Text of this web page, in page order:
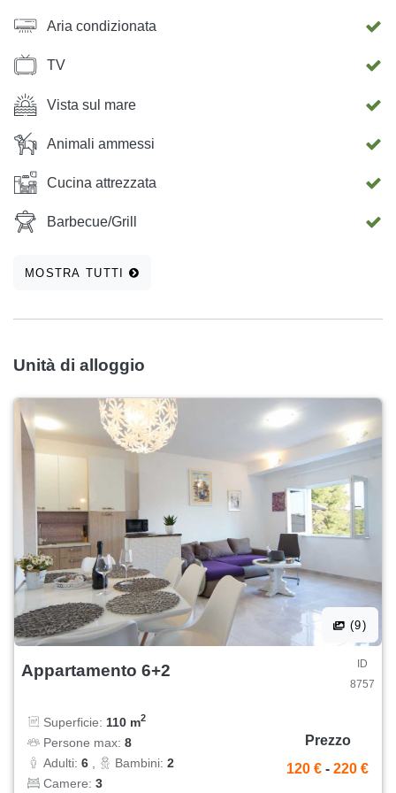
Aria condizionata
TV
Vista sul mare
Animali ammessi
Cucina attrezzata
Barbecue/Grill
MOSTRA TUTTI
Unità di alloggio
(9)
Appartamento 6+2
ID
8757
Superficie: 110 m2
Persone max: 8
Adulti: 6 Bambini: 2
Camere: 3
Prezzo
120 € - 220 €